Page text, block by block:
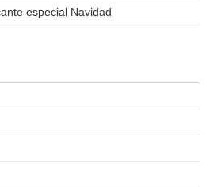
especial Navidad